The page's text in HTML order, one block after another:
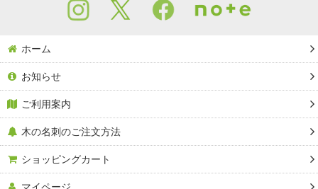
木のショップカード（木製ショップカード）
竹の名刺（竹製名刺）
Ａ４サイズ（木の紙）
Ａ３サイズ（木の紙）
A５サイズ（木の紙）
ホーム
お知らせ
ご利用案内
木の名刺のご注文方法
ショッピングカート
マイページ